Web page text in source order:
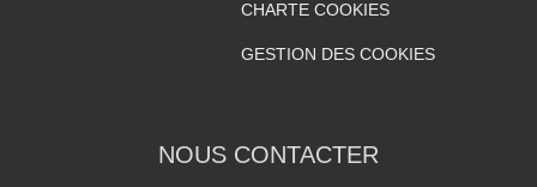
CHARTE COOKIES
GESTION DES COOKIES
NOUS CONTACTER